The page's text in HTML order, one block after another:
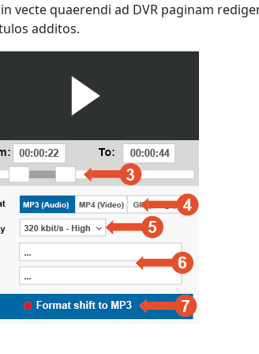
vecte quaerendi ad DVR paginam
additos.